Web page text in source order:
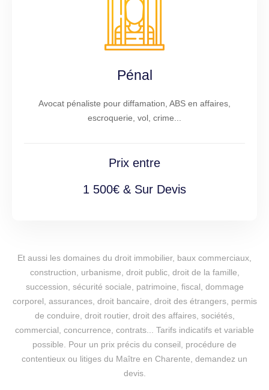
Pénal
Avocat pénaliste pour diffamation, ABS en affaires,
escroquerie, vol, crime...
Prix entre
1 500€ & Sur Devis
Et aussi les domaines du droit immobilier, baux commerciaux,
construction, urbanisme, droit public, droit de la famille,
succession, sécurité sociale, patrimoine, fiscal, dommage
corporel, assurances, droit bancaire, droit des étrangers, permis
de conduire, droit routier, droit des affaires, sociétés,
commercial, concurrence, contrats... Tarifs indicatifs et variable
possible. Pour un prix précis du conseil, procédure de
contentieux ou litiges du Maître en Charente, demandez un
devis.